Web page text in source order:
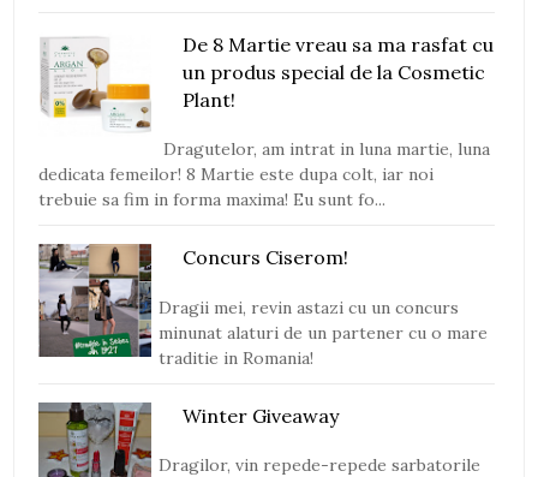
De 8 Martie vreau sa ma rasfat cu
un produs special de la Cosmetic
Plant!
Dragutelor, am intrat in luna martie, luna
dedicata femeilor! 8 Martie este dupa colt, iar noi
trebuie sa fim in forma maxima! Eu sunt fo...
Concurs Ciserom!
Dragii mei, revin astazi cu un concurs
minunat alaturi de un partener cu o mare
traditie in Romania!
Winter Giveaway
Dragilor, vin repede-repede sarbatorile